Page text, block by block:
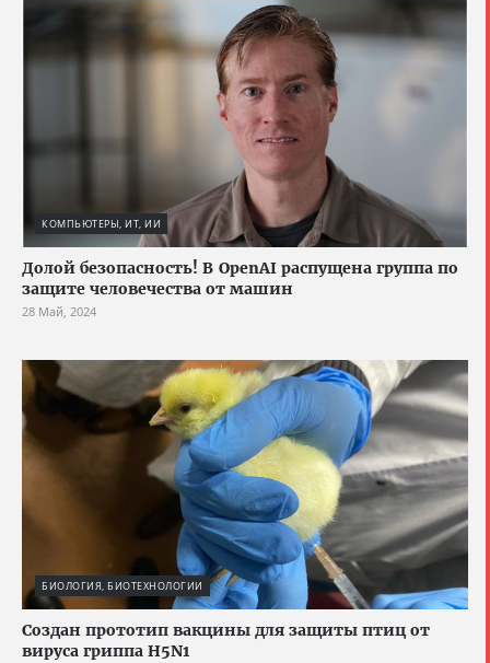
КОМПЬЮТЕРЫ, ИТ, ИИ
Долой безопасность! В OpenAI распущена группа по
защите человечества от машин
28 Май, 2024
БИОЛОГИЯ, БИОТЕХНОЛОГИИ
Создан прототип вакцины для защиты птиц от
вируса гриппа H5N1